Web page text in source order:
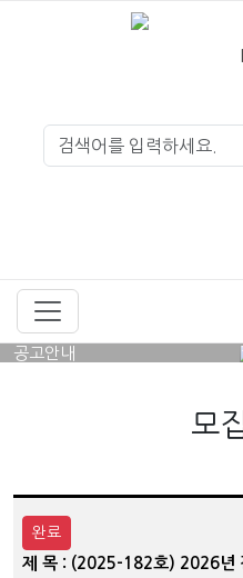
공고안내
모
완료
제 목 : (2025-182호) 2026년